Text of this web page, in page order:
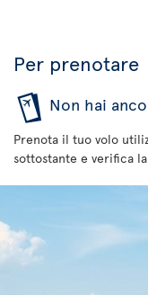
Per prenotare
Non hai
Prenota il tuo volo
sottostante e verifica